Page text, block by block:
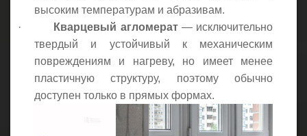
высоким температурам и абразивам.
·
Кварцевый агломерат— исключительно
твердый и устойчивый к механическим
повреждениям и нагреву, но имеет менее
пластичную структуру, поэтому обычно
доступен только в прямых формах.